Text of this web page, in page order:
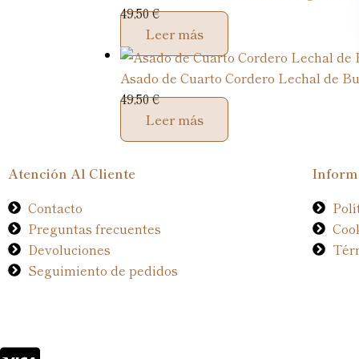
49,50€
Leer más
Asado de Cuarto Cordero Lechal de
49,50€
Leer más
Atención Al Cliente
Contacto
Preguntas frecuentes
Devoluciones
Seguimiento de pedidos